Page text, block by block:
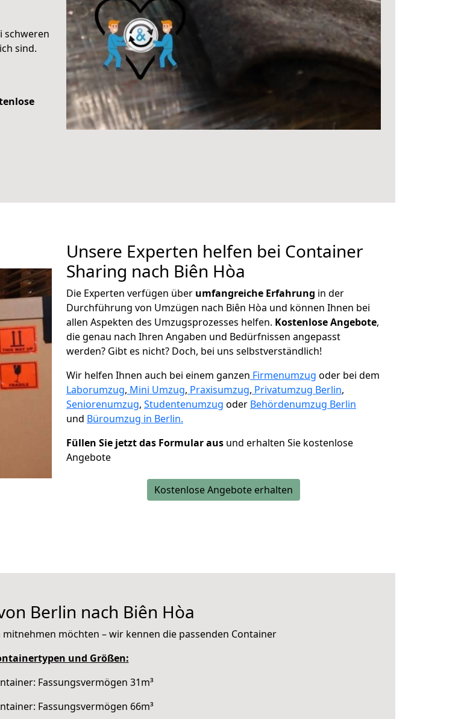
schweren
sind.
Unsere Experten helfen bei Container
Sharing nach Biên Hòa
Die Experten verfügen über umfangreiche Erfahrung in der
Durchführung von Umzügen nach Biên Hòa und können Ihnen bei
allen Aspekten des Umzugsprozesses helfen. Kostenlose Angebote,
die genau nach Ihren Angaben und Bedürfnissen angepasst
werden? Gibt es nicht? Doch, bei uns selbstverständlich!
Wir helfen Ihnen auch bei einem ganzen Firmenumzug oder bei dem
Laborumzug, Mini Umzug, Praxisumzug, Privatumzug Berlin,
Seniorenumzug, Studentenumzug oder Behördenumzug Berlin
und Büroumzug in Berlin.
Füllen Sie jetzt das Formular aus und erhalten Sie kostenlose
Angebote
Kostenlose Angebote erhalten
Berlin nach Biên Hòa
mitnehmen möchten – wir kennen die passenden Container
und Größen:
Fassungsvermögen 31m³
Fassungsvermögen 66m³